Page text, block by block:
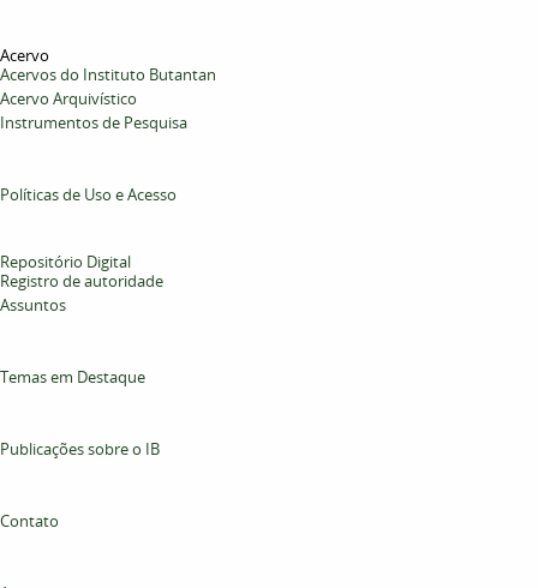
Acervo
Acervos do Instituto Butantan
Acervo Arquivístico
Instrumentos de Pesquisa
Políticas de Uso e Acesso
Repositório Digital
Registro de autoridade
Assuntos
Temas em Destaque
Publicações sobre o IB
Contato